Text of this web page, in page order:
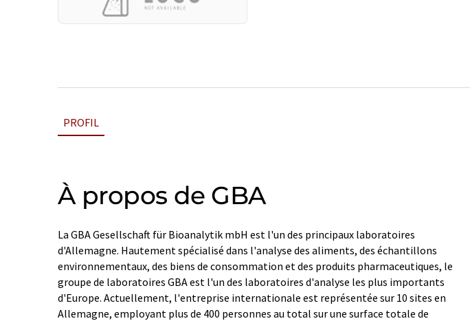
PROFIL
À propos de GBA
La GBA Gesellschaft für Bioanalytik mbH est l'un des principaux laboratoires
d'Allemagne. Hautement spécialisé dans l'analyse des aliments, des échantillons
environnementaux, des biens de consommation et des produits pharmaceutiques, le
groupe de laboratoires GBA est l'un des laboratoires d'analyse les plus importants
d'Europe. Actuellement, l'entreprise internationale est représentée sur 10 sites en
Allemagne, employant plus de 400 personnes au total sur une surface totale de